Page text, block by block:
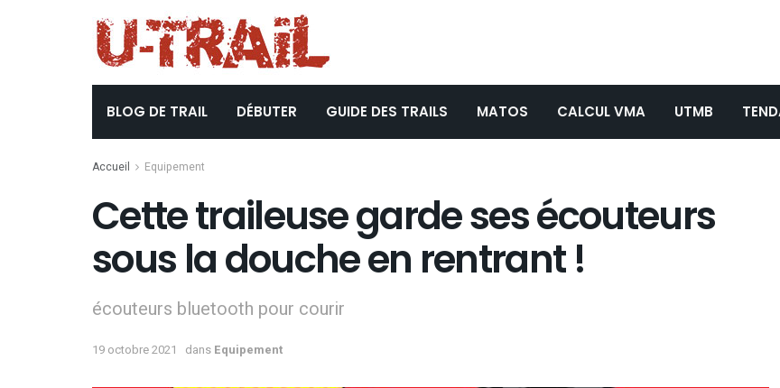
BLOG DE TRAIL DÉBUTER GUIDE DES TRAILS MATOS CALCUL VMA UTMB
Accueil Equipement
Cette traileuse garde ses écouteurs
sous la douche en rentrant !
écouteurs bluetooth pour courir
19 octobre 2021 dans Equipement